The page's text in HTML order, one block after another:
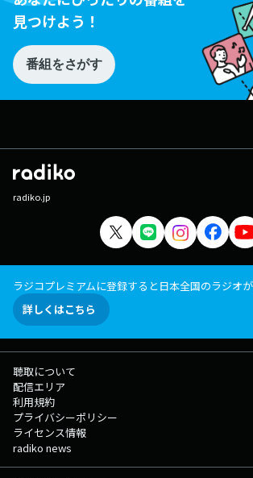
見つけよう！
番組をさがす
radiko.jp
ラジコプレミアムに登録すると日本全国のラジオ
詳しくはこちら
聴取について
配信エリア
利用規約
プライバシーポリシー
ライセンス情報
radiko news